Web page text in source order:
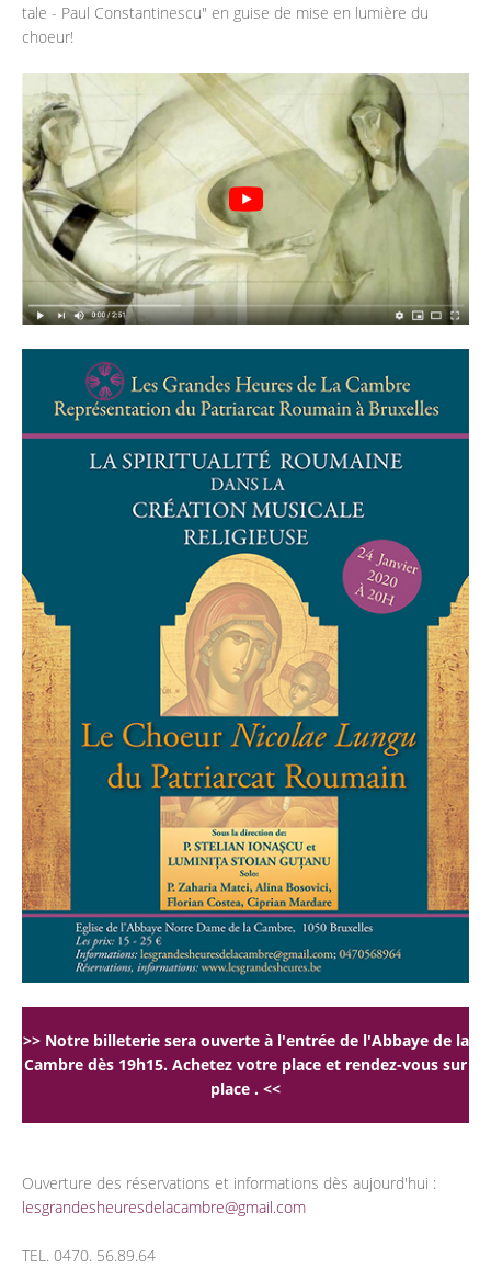
tale - Paul Constantinescu" en guise de mise en lumière du
choeur!
>> Notre billeterie sera ouverte à l'entrée de l'Abbaye de la
Cambre dès 19h15. Achetez votre place et rendez-vous sur
place . <<
Ouverture des réservations et informations dès aujourd'hui :
lesgrandesheuresdelacambre@gmail.com
TEL. 0470. 56.89.64